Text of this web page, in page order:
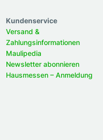
Kundenservice
Versand &
Zahlungsinformationen
Maulipedia
Newsletter abonnieren
Hausmessen – Anmeldung